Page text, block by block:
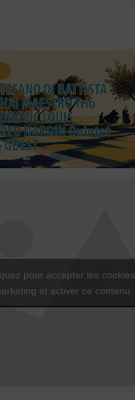
pour accepter les cookies
et activer ce contenu